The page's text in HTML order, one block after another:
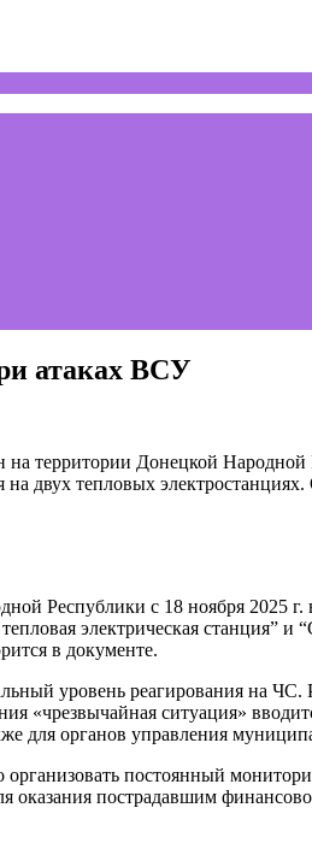
атаках ВСУ
Донецкой Народной
двух тепловых
Республики с 18 ноября 2025
электрическая станция” и
в документе.
уровень реагирования на
«чрезвычайная ситуация»
для органов управления
постоянный
оказания пострадавшим